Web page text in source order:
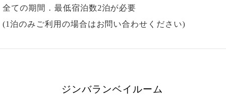
全ての期間．最低宿泊数2泊が必要
(1泊のみご利用の場合はお問い合わせください)
ジンバランベイルーム